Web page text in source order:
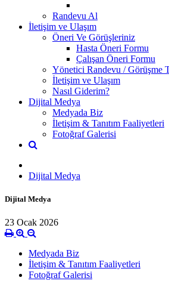
Randevu Al
İletişim ve Ulaşım
Öneri Ve Görüşleriniz
Hasta Öneri Formu
Çalışan Öneri Formu
Yönetici Randevu / Görüşme
İletişim ve Ulaşım
Nasıl Giderim?
Dijital Medya
Medyada Biz
İletişim & Tanıtım Faaliyetleri
Fotoğraf Galerisi
Dijital Medya
Dijital Medya
23 Ocak 2026
Medyada Biz
İletişim & Tanıtım Faaliyetleri
Fotoğraf Galerisi